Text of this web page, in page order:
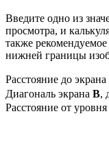
Введите одно из
просмотра, и
также рекомендуемое
нижней границы
Расстояние до экрана
Диагональ экрана B,
Расстояние от уровня